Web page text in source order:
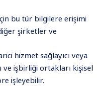
bu tür bilgilere erişimi
şirketler ve
hizmet sağlayıcı veya
ve işbirliği ortakları kişisel
işleyebilir.